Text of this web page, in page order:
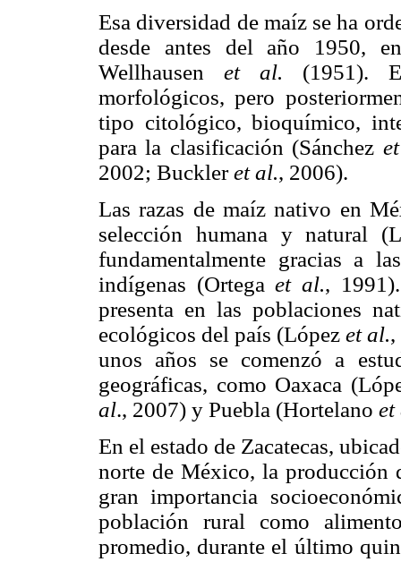
Esa diversidad de maíz se ha
desde antes del año 1950,
Wellhausen et al. (1951).
morfológicos, pero
tipo citológico, bioquímico,
para la clasificación (Sánchez
2002; Buckleret al., 2006).
Las razas de maíz nativo en
selección humana y natural
fundamentalmente gracias a
indígenas (Ortegaet al.,
presenta en las poblaciones
ecológicos del país (López et al.,
unos años se comenzó a
geográficas, como Oaxaca
al., 2007) y Puebla (Hortelano et
En el estado de Zacatecas,
norte de México, la producción
gran importancia
población rural como
promedio, durante el último